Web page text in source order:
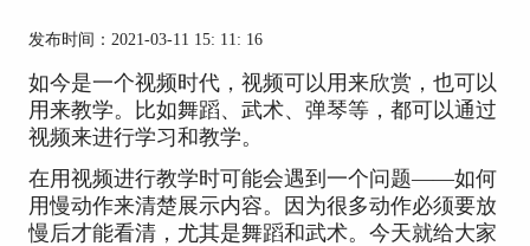
发布时间：2021-03-11 15: 11: 16
如今是一个视频时代，视频可以用来欣赏，也可以
用来教学。比如舞蹈、武术、弹琴等，都可以通过
视频来进行学习和教学。
在用视频进行教学时可能会遇到一个问题——如何
用慢动作来清楚展示内容。因为很多动作必须要放
慢后才能看清，尤其是舞蹈和武术。今天就给大家